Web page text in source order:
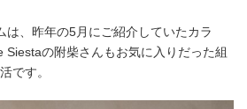
は、昨年の5月にご紹介していたカラ
Siestaの附柴さんもお気に入りだった組
です。